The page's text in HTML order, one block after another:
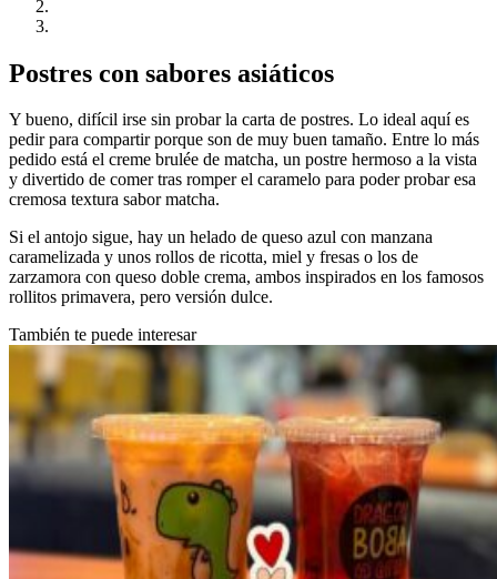
Postres con sabores asiáticos
Y bueno, difícil irse sin probar la carta de postres. Lo ideal aquí es
pedir para compartir porque son de muy buen tamaño. Entre lo más
pedido está el creme brulée de matcha, un postre hermoso a la vista
y divertido de comer tras romper el caramelo para poder probar esa
cremosa textura sabor matcha.
Si el antojo sigue, hay un helado de queso azul con manzana
caramelizada y unos rollos de ricotta, miel y fresas o los de
zarzamora con queso doble crema, ambos inspirados en los famosos
rollitos primavera, pero versión dulce.
También te puede interesar